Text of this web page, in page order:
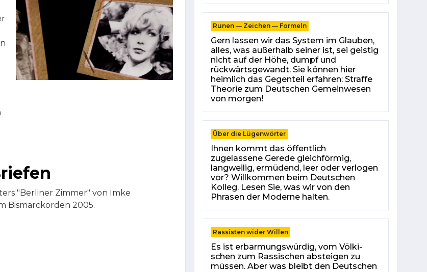
"Berliner Zimmer" von Imke
Bismarckorden 2005.
Runen — Zeichen — Formeln
Gern lassen wir das Sys­tem im Glauben,
alles, was außerhalb seiner ist, sei geistig
nicht auf der Höhe, dumpf und
rückwärtsgewandt. Sie können hier
heimlich das Gegenteil erfahren: Straffe
Theorie zum Deutschen Gemein­wesen
von morgen!
Über die Lügenwörter
Ihnen kommt das öffentlich
zugelassene Gerede gleichförmig,
langweilig, ermüdend, leer oder verlogen
vor? Willkommen beim Deutschen
Kolleg. Lesen Sie, was wir von den
Phrasen der Moderne halten.
Rassisten wider Willen
Es ist er­bar­mungs­wür­dig, vom Völ­ki­
schen zum Ras­si­schen ab­stei­gen zu
müs­sen. Aber was bleibt den Deut­schen